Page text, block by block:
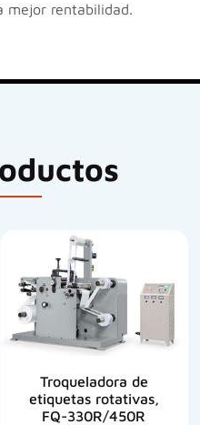
mejor rentabilidad.
Troqueladora de
etiquetas rotativas,
FQ-330R/450R